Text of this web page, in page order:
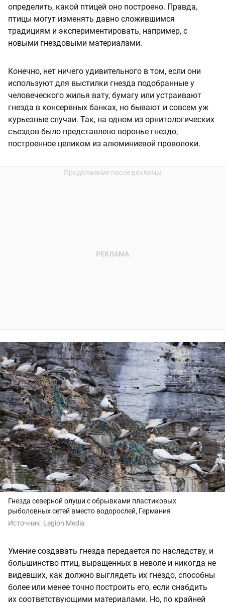
определить, какой птицей оно построено. Правда,
птицы могут изменять давно сложившимся
традициям и экспериментировать, например, с
новыми гнездовыми материалами.
Конечно, нет ничего удивительного в том, если они
используют для выстилки гнезда подобранные у
человеческого жилья вату, бумагу или устраивают
гнезда в консервных банках, но бывают и совсем уж
курьезные случаи. Так, на одном из орнитологических
съездов было представлено воронье гнездо,
построенное целиком из алюминиевой проволоки.
Гнезда северной олуши с обрывками пластиковых
рыболовных сетей вместо водорослей, Германия
Источник: Legion Media
Умение создавать гнезда передается по наследству, и
большинство птиц, выращенных в неволе и никогда не
видевших, как должно выглядеть их гнездо, способны
более или менее точно построить его, если снабдить
их соответствующими материалами. Но, по крайней